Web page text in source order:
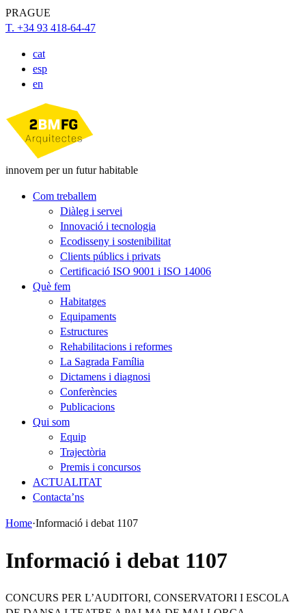
PRAGUE
T. +34 93 418-64-47
cat
esp
en
innovem per un futur habitable
Com treballem
Diàleg i servei
Innovació i tecnologia
Ecodisseny i sostenibilitat
Clients públics i privats
Certificació ISO 9001 i ISO 14006
Què fem
Habitatges
Equipaments
Estructures
Rehabilitacions i reformes
La Sagrada Família
Dictamens i diagnosi
Conferències
Publicacions
Qui som
Equip
Trajectòria
Premis i concursos
ACTUALITAT
Contacta’ns
Home·Informació i debat 1107
Informació i debat 1107
CONCURS PER L’AUDITORI, CONSERVATORI I ESCOLA